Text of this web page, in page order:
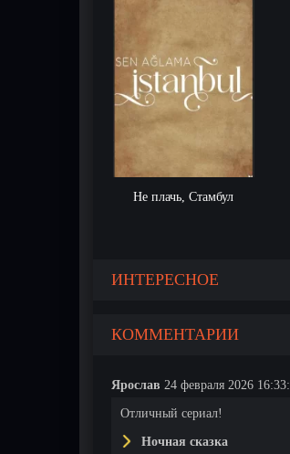
Не плачь, Стамбул
ИНТЕРЕСНОЕ
КОММЕНТАРИИ
Ярослав 24 февраля 2026 16:33:
Отличный сериал!
Ночная сказка